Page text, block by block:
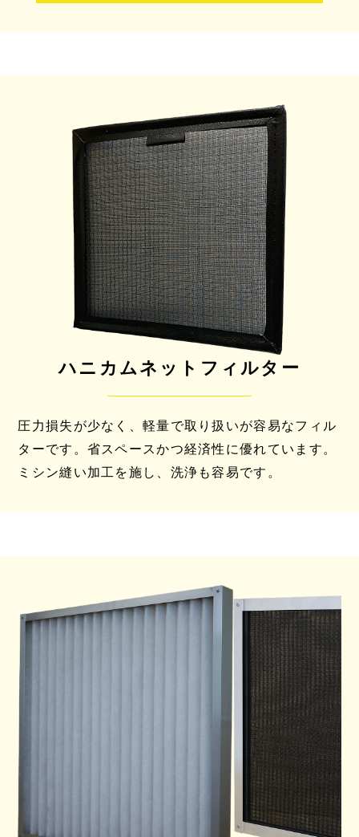
ハニカムネットフィルター
圧力損失が少なく、軽量で取り扱いが容易なフィル
ターです。省スペースかつ経済性に優れています。
ミシン縫い加工を施し、洗浄も容易です。